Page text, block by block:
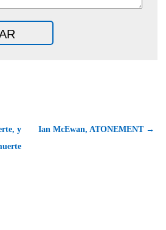
y
Ian McEwan, ATONEMENT →